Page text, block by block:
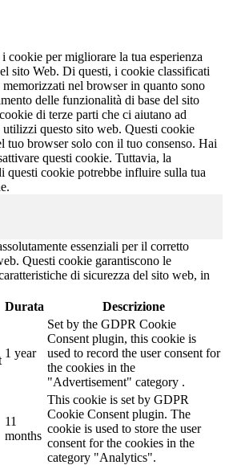
cookie per migliorare la tua esperienza
sito Web. Di questi, i cookie classificati
memorizzati nel browser in quanto sono
delle funzionalità di base del sito
di terze parti che ci aiutano ad
utilizzi questo sito web. Questi cookie
tuo browser solo con il tuo consenso. Hai
questi cookie. Tuttavia, la
questi cookie potrebbe influire sulla tua
essenziali per il corretto
Questi cookie garantiscono le
di sicurezza del sito web, in
Durata Descrizione
1 year
Set by the GDPR Cookie
Consent plugin, this cookie is
used to record the user consent for
the cookies in the
"Advertisement" category .
11
months
This cookie is set by GDPR
Cookie Consent plugin. The
cookie is used to store the user
consent for the cookies in the
category "Analytics".